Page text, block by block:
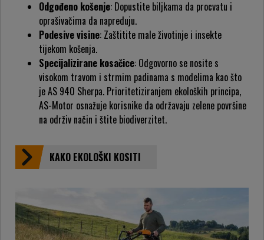
Odgođeno košenje: Dopustite biljkama da procvatu i
oprašivačima da napreduju.
Podesive visine: Zaštitite male životinje i insekte
tijekom košenja.
Specijalizirane kosačice: Odgovorno se nosite s
visokom travom i strmim padinama s modelima kao što
je AS 940 Sherpa. Prioritetiziranjem ekoloških principa,
AS-Motor osnažuje korisnike da održavaju zelene površine
na održiv način i štite biodiverzitet.
KAKO EKOLOŠKI KOSITI